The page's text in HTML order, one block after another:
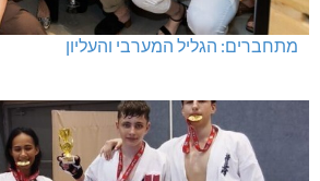
מתחברים: הגליל המערבי והעליון